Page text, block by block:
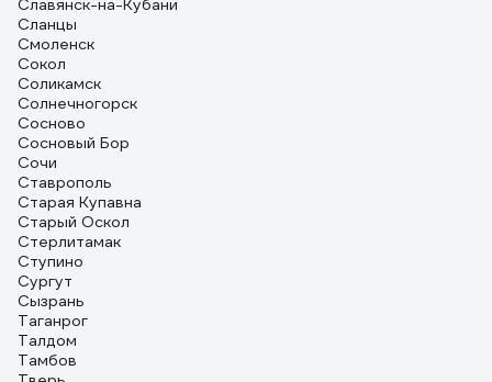
Славянск-на-Кубани
Сланцы
Смоленск
Сокол
Соликамск
Солнечногорск
Сосново
Сосновый Бор
Сочи
Ставрополь
Старая Купавна
Старый Оскол
Стерлитамак
Ступино
Сургут
Сызрань
Таганрог
Талдом
Тамбов